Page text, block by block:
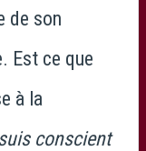
de son
Est ce que
à la
conscient